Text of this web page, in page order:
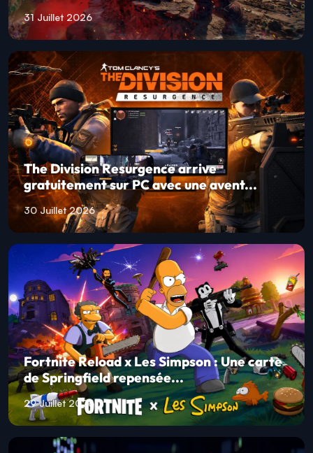
31 Juillet 2026
The Division Resurgence arrive
gratuitement sur PC avec une avent...
30 Juillet 2026
Fortnite Reload x Les Simpson : Une carte
de Springfield repensée...
29 Juillet 2026